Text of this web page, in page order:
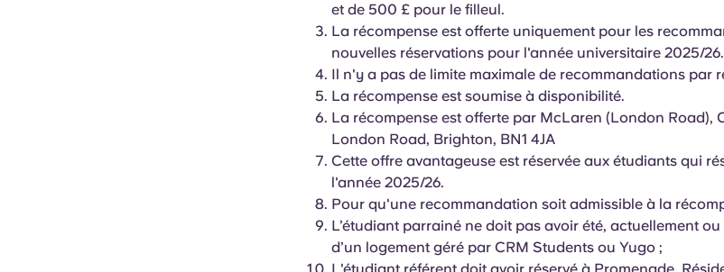
Yugo Le partenariat novateur de [nom de l'entreprise] avec
VCARB alimente l'innovation, l'ambition et des moments
Blog
et de 500 £ pour le filleul.
La récompense est offerte uniquement pour les
nouvelles réservations pour l'année universitaire 2025/26.
Il n'y a pas de limite maximale de recommandations par
La récompense est soumise à disponibilité.
La récompense est offerte par McLaren (London Road),
London Road, Brighton, BN1 4JA
Cette offre avantageuse est réservée aux étudiants qui
l'année 2025/26.
Pour qu'une recommandation soit admissible à la
L’étudiant parrainé ne doit pas avoir été, actuellement
d’un logement géré par CRM Students ou Yugo ;